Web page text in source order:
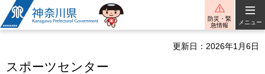
神奈川県
防災・緊
急情報
メニュー
更新日：2026年1月6日
スポーツセンター